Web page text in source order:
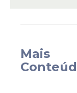
"Eu acho que
investigados.
Mais